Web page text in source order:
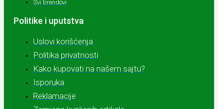
Svi brendovi
Politike i uputstva
Uslovi korišćenja
Politika privatnosti
Kako kupovati na našem sajtu?
Isporuka
Reklamacije